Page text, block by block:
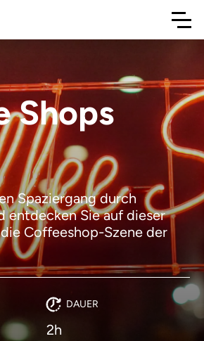
Shops
Spaziergang durch
entdecken Sie auf dieser
Coffeeshop-Szene der
DAUER
2h